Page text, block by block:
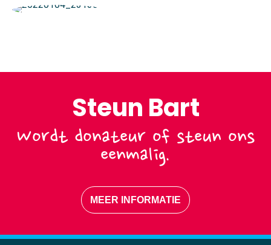
Steun Bart
Wordt donateur of steun ons
eenmalig.
MEER INFORMATIE